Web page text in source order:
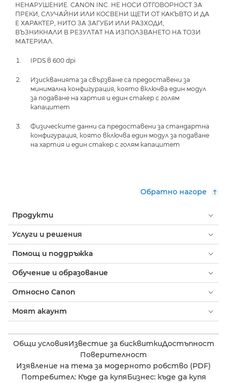
НЕНАРУШЕНИЕ. CANON INC. НЕ НОСИ ОТГОВОРНОСТ ЗА
ПРЕКИ, СЛУЧАЙНИ ИЛИ КОСВЕНИ ЩЕТИ ОТ КАКЪВТО И ДА
Е ХАРАКТЕР, НИТО ЗА ЗАГУБИ ИЛИ РАЗХОДИ,
ВЪЗНИКНАЛИ В РЕЗУЛТАТ НА ИЗПОЛЗВАНЕТО НА ТОЗИ
МАТЕРИАЛ.
IPDS в 600 dpi
Изискванията за свързване са предоставени за
минимална конфигурация, която включва един модул
за подаване на хартия и един стакер с голям
капацитет
Физическите данни са предоставени за стандартна
конфигурация, която включва един модул за подаване
на хартия и един стакер с голям капацитет
Обратно нагоре
Продукти
Услуги и решения
Помощ и поддръжка
Обучение и образование
Относно Canon
Моят акаунт
Общи условияИзвестие за бисквиткиДостъпност
Поверителност
Изявление на тема за модерното робство (PDF)
Потребител: Къде да купяБизнес: къде да купя